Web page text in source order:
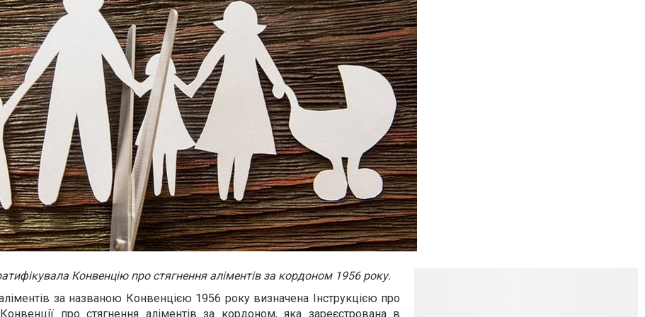
Конвенцію про стягнення аліментів за кордоном 1956 року.
за названою Конвенцією 1956 року визначена Інструкцією про
про стягнення аліментів за кордоном, яка зареєстрована в